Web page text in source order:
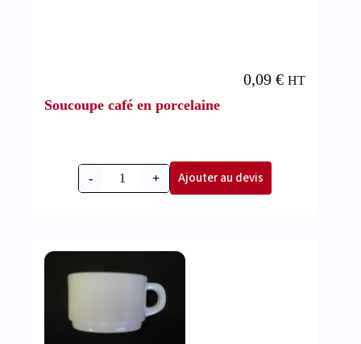
Soucoupe café en porcelaine
0,09€ HT
- + Ajouter au devis